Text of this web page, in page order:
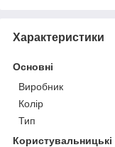
Характеристики
Основні
Виробник
Колір
Тип
Користувальницькі